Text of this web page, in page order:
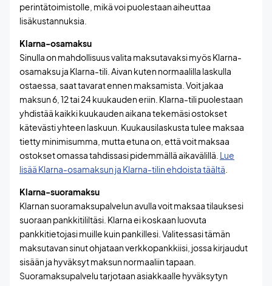
perintätoimistolle, mikä voi puolestaan aiheuttaa
lisäkustannuksia.
Klarna-osamaksu
Sinulla on mahdollisuus valita maksutavaksi myös Klarna-
osamaksu ja Klarna-tili. Aivan kuten normaalilla laskulla
ostaessa, saat tavarat ennen maksamista. Voit jakaa
maksun 6, 12 tai 24 kuukauden eriin. Klarna-tili puolestaan
yhdistää kaikki kuukauden aikana tekemäsi ostokset
kätevästi yhteen laskuun. Kuukausilaskusta tulee maksaa
tietty minimisumma, mutta etuna on, että voit maksaa
ostokset omassa tahdissasi pidemmällä aikavälillä. Lue
lisää Klarna-osamaksun ja Klarna-tilin ehdoista täältä
Klarna-suoramaksu
Klarnan suoramaksupalvelun avulla voit maksaa tilauksesi
suoraan pankkitililtäsi. Klarna ei koskaan luovuta
pankkitietojasi muille kuin pankillesi. Valitessasi tämän
maksutavan sinut ohjataan verkkopankkiisi, jossa kirjaudut
sisään ja hyväksyt maksun normaaliin tapaan.
Suoramaksupalvelu tarjotaan asiakkaalle hyväksytyn